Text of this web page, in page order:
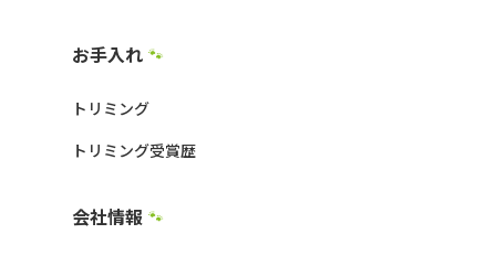
お手入れ 🐾
トリミング
トリミング受賞歴
会社情報 🐾